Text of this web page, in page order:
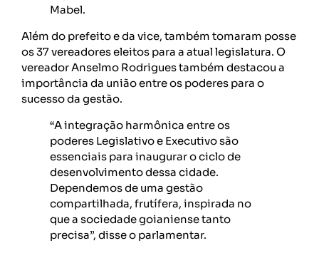
Mabel.
Além do prefeito e da vice, também tomaram posse
os 37 vereadores eleitos para a atual legislatura. O
vereador Anselmo Rodrigues também destacou a
importância da união entre os poderes para o
sucesso da gestão.
“A integração harmônica entre os
poderes Legislativo e Executivo são
essenciais para inaugurar o ciclo de
desenvolvimento dessa cidade.
Dependemos de uma gestão
compartilhada, frutífera, inspirada no
que a sociedade goianiense tanto
precisa”, disse o parlamentar.